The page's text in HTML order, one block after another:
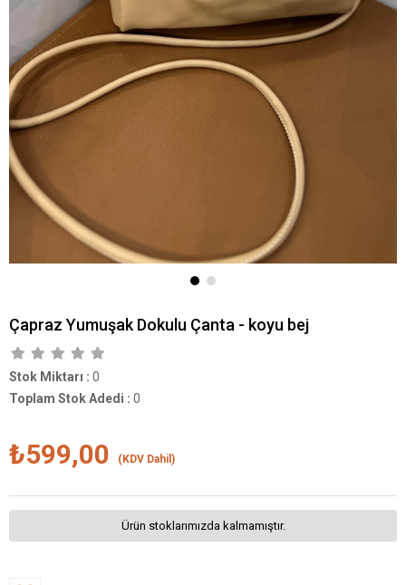
Çapraz Yumuşak Dokulu Çanta - koyu bej
Stok Miktarı : 0
Toplam Stok Adedi : 0
₺599,00 (KDV Dahil)
Ürün stoklarımızda kalmamıştır.